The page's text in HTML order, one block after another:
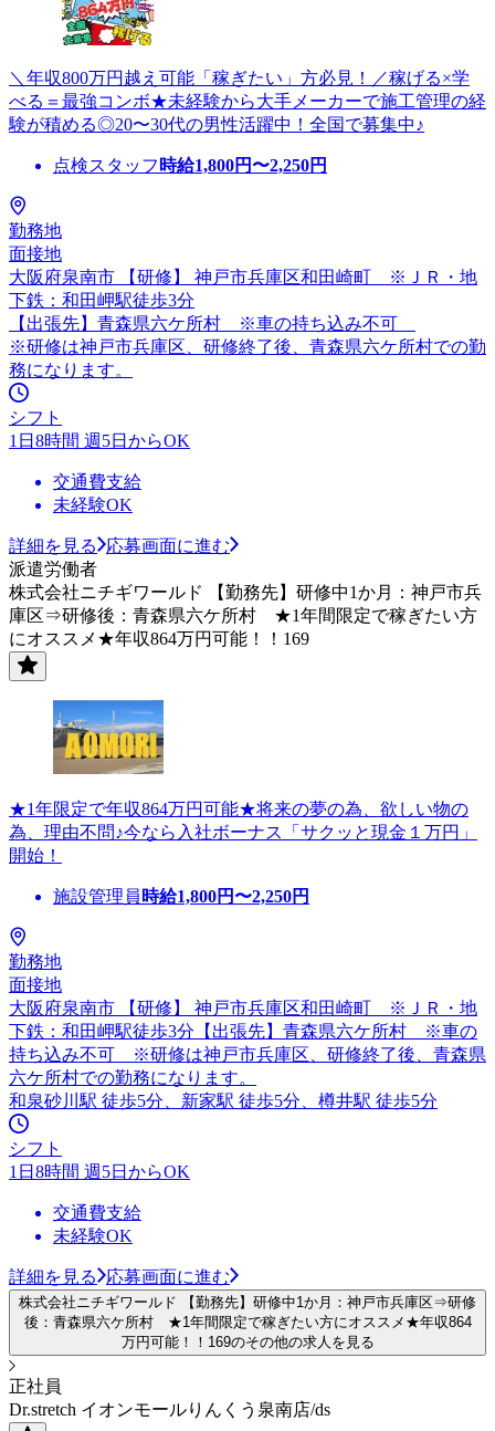
＼年収800万円越え可能「稼ぎたい」方必見！／稼げる×学
べる＝最強コンボ★未経験から大手メーカーで施工管理の経
験が積める◎20〜30代の男性活躍中！全国で募集中♪
点検スタッフ 時給1,800円〜2,250円
勤務地
面接地
大阪府泉南市 【研修】 神戸市兵庫区和田崎町 ※ＪＲ・地
下鉄：和田岬駅徒歩3分
【出張先】青森県六ケ所村 ※車の持ち込み不可
※研修は神戸市兵庫区、研修終了後、青森県六ケ所村での勤
務になります。
シフト
1日8時間 週5日からOK
交通費支給
未経験OK
詳細を見る
応募画面に進む
派遣労働者
株式会社ニチギワールド 【勤務先】研修中1か月：神戸市兵
庫区⇒研修後：青森県六ケ所村 ★1年間限定で稼ぎたい方
にオススメ★年収864万円可能！！169
★1年限定で年収864万円可能★将来の夢の為、欲しい物の
為、理由不問♪今なら入社ボーナス「サクッと現金１万円」
開始！
施設管理員 時給1,800円〜2,250円
勤務地
面接地
大阪府泉南市 【研修】 神戸市兵庫区和田崎町 ※ＪＲ・地
下鉄：和田岬駅徒歩3分【出張先】青森県六ケ所村 ※車の
持ち込み不可 ※研修は神戸市兵庫区、研修終了後、青森県
六ケ所村での勤務になります。
和泉砂川駅 徒歩5分、新家駅 徒歩5分、樽井駅 徒歩5分
シフト
1日8時間 週5日からOK
交通費支給
未経験OK
詳細を見る 応募画面に進む
株式会社ニチギワールド 【勤務先】研修中1か月：神戸市兵庫区⇒研修
後：青森県六ケ所村 ★1年間限定で稼ぎたい方にオススメ★年収864
万円可能！！169のその他の求人を見る
正社員
Dr.stretch イオンモールりんくう泉南店/ds